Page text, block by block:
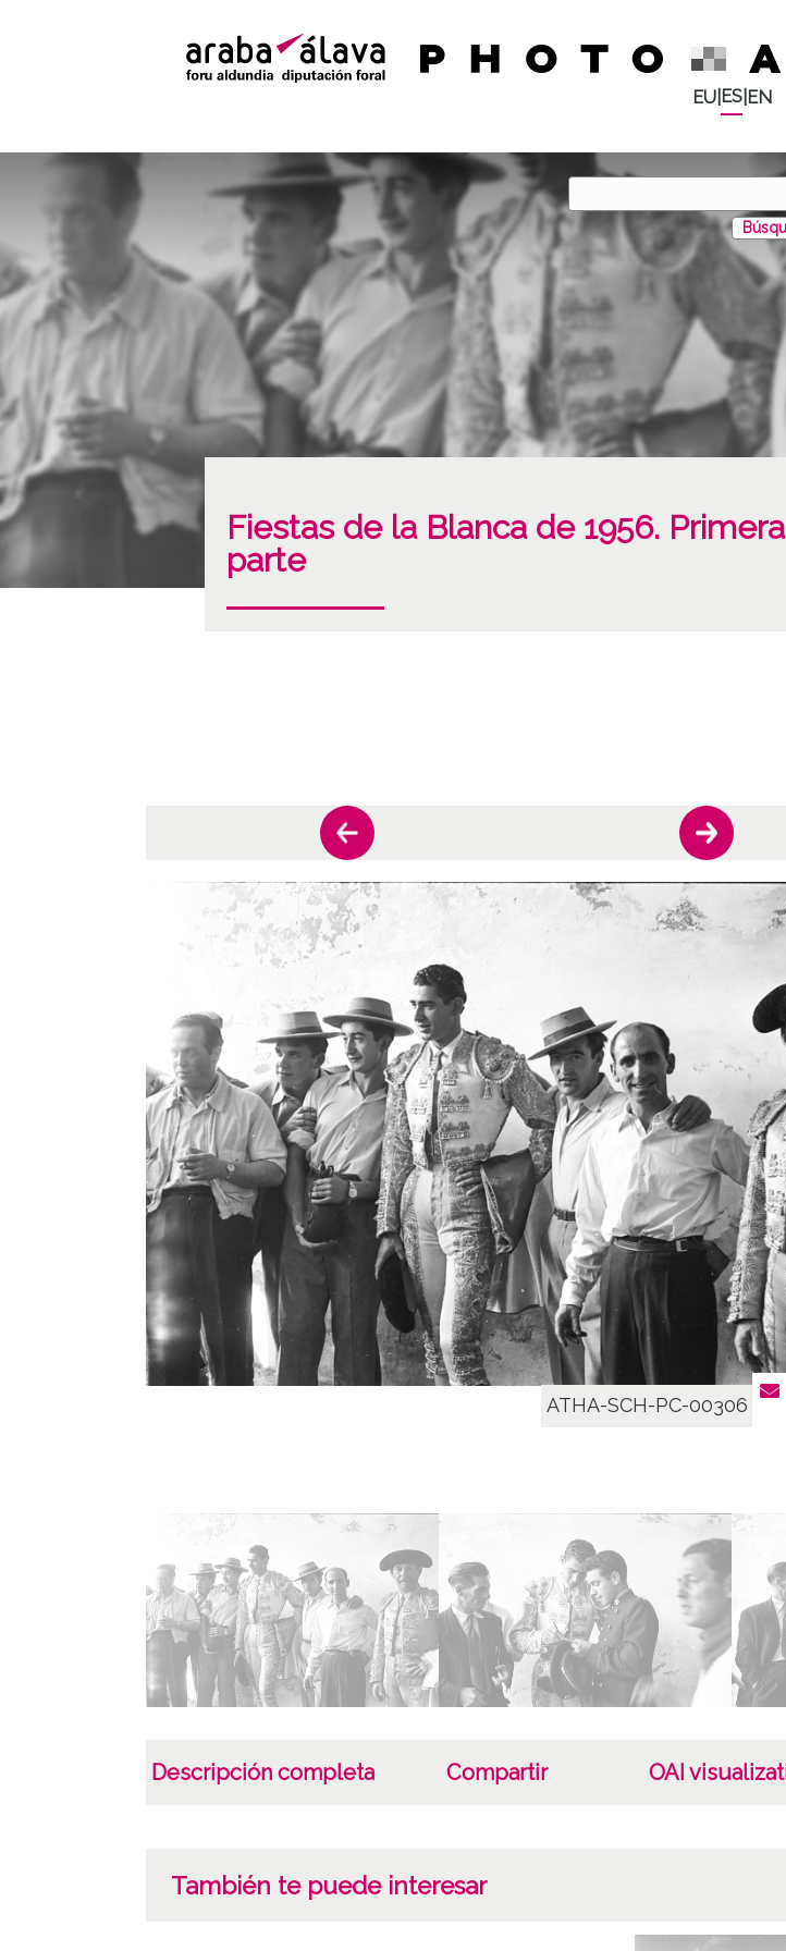
EU| ES| EN
Fiestas de la Blanca de 1956.
parte
ATHA-SCH-PC-00306
Descripción completa Compartir OAI
También te puede interesar